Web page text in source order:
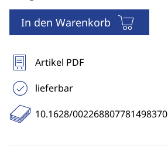
In den Warenkorb
Artikel PDF
lieferbar
10.1628/002268807781498370